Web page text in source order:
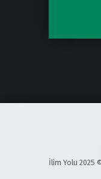
İlim Yolu 2025